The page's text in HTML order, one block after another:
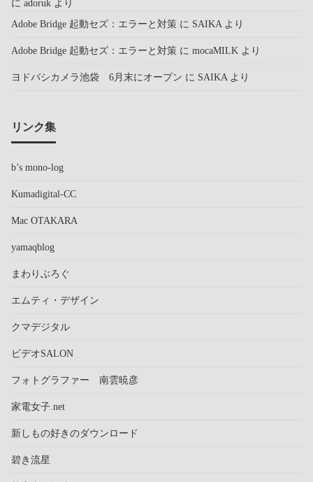
に adoruk より
Adobe Bridge 起動セズ：エラーと対策 に SAIKA より
Adobe Bridge 起動セズ：エラーと対策 に mocaMILK より
ヨドバシカメラ池袋 6月末にオープン に SAIKA より
リンク集
b’s mono-log
Kumadigital-CC
Mac OTAKARA
yamaqblog
まわりぶろぐ
エムティ・デザイン
クマデジタル
ビデオSALON
フォトグラファー 南雲暁彦
家電女子.net
新しもの好きのダウンロード
碧き流星